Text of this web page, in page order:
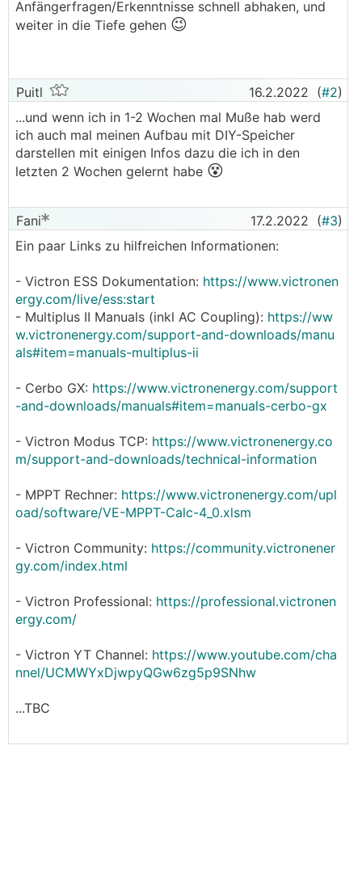
Anfängerfragen/Erkenntnisse schnell abhaken, und
weiter in die Tiefe gehen 😉
Puitl 16.2.2022 (#2)
...und wenn ich in 1-2 Wochen mal Muße hab werd
ich auch mal meinen Aufbau mit DIY-Speicher
darstellen mit einigen Infos dazu die ich in den
letzten 2 Wochen gelernt habe 😵
Fani 17.2.2022 (#3)
Ein paar Links zu hilfreichen Informationen:
- Victron ESS Dokumentation: https://www.victronen
ergy.com/live/ess:start
- Multiplus II Manuals (inkl AC Coupling): https://ww
w.victronenergy.com/support-and-downloads/manu
als#item=manuals-multiplus-ii
- Cerbo GX: https://www.victronenergy.com/support
-and-downloads/manuals#item=manuals-cerbo-gx
- Victron Modus TCP: https://www.victronenergy.co
m/support-and-downloads/technical-information
- MPPT Rechner: https://www.victronenergy.com/upl
oad/software/VE-MPPT-Calc-4_0.xlsm
- Victron Community: https://community.victronener
gy.com/index.html
- Victron Professional: https://professional.victronen
ergy.com/
- Victron YT Channel: https://www.youtube.com/cha
nnel/UCMWYxDjwpyQGw6zg5p9SNhw
...TBC